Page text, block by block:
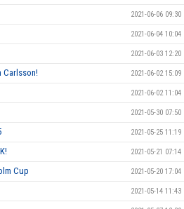
2021-06-06 09:30
2021-06-04 10:04
2021-06-03 12:20
Carlsson! 2021-06-02 15:09
2021-06-02 11:04
2021-05-30 07:50
2021-05-25 11:19
2021-05-21 07:14
Cup 2021-05-20 17:04
2021-05-14 11:43